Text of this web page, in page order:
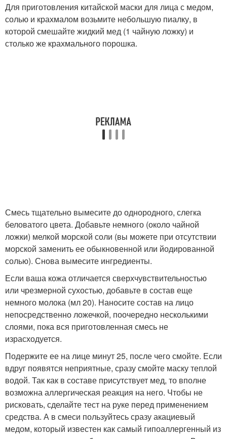
Для приготовления китайской маски для лица с медом,
солью и крахмалом возьмите небольшую пиалку, в
которой смешайте жидкий мед (1 чайную ложку) и
столько же крахмального порошка.
Смесь тщательно вымесите до однородного, слегка
беловатого цвета. Добавьте немного (около чайной
ложки) мелкой морской соли (вы можете при отсутствии
морской заменить ее обыкновенной или йодированной
солью). Снова вымесите ингредиенты.
Если ваша кожа отличается сверхчувствительностью
или чрезмерной сухостью, добавьте в состав еще
немного молока (мл 20). Наносите состав на лицо
непосредственно ложечкой, поочередно несколькими
слоями, пока вся приготовленная смесь не
израсходуется.
Подержите ее на лице минут 25, после чего смойте. Если
вдруг появятся неприятные, сразу смойте маску теплой
водой. Так как в составе присутствует мед, то вполне
возможна аллергическая реакция на него. Чтобы не
рисковать, сделайте тест на руке перед применением
средства. А в смеси пользуйтесь сразу акациевый
медом, который известен как самый гипоаллергенный из